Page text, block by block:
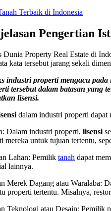
Terbaik di Indonesia
Pengertian
Dunia Property Real Estate di
kata tersebut jarang sekali
industri properti mengacu
tersebut dalam batasan yang
lisensi.
dalam industri properti dapat
Dalam industri properti, lisensi
mereka untuk tujuan tertentu,
Lahan: Pemilik tanah dapat
lainnya.
Merek Dagang atau Waralaba:
properti tertentu. Misalnya,
Teknologi atau Desain: Pemilik